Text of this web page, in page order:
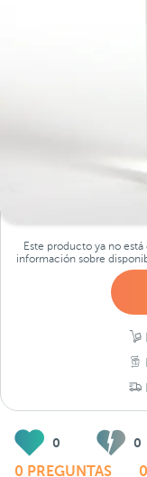
Este producto ya no
información sobre
0 0
0 PREGUNTAS